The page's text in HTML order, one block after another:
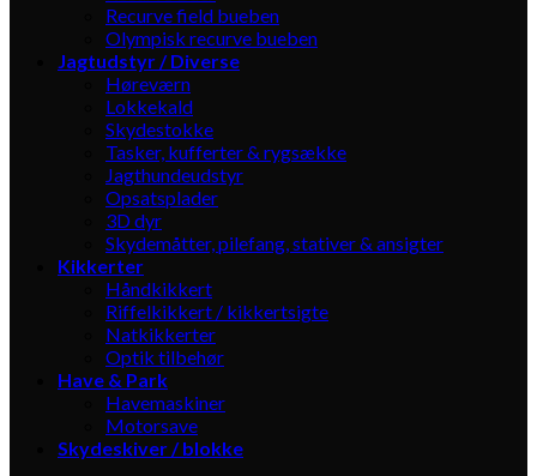
Recurve field bueben
Olympisk recurve bueben
Jagtudstyr / Diverse
Høreværn
Lokkekald
Skydestokke
Tasker, kufferter & rygsække
Jagthundeudstyr
Opsatsplader
3D dyr
Skydemåtter, pilefang, stativer & ansigter
Kikkerter
Håndkikkert
Riffelkikkert / kikkertsigte
Natkikkerter
Optik tilbehør
Have & Park
Havemaskiner
Motorsave
Skydeskiver / blokke